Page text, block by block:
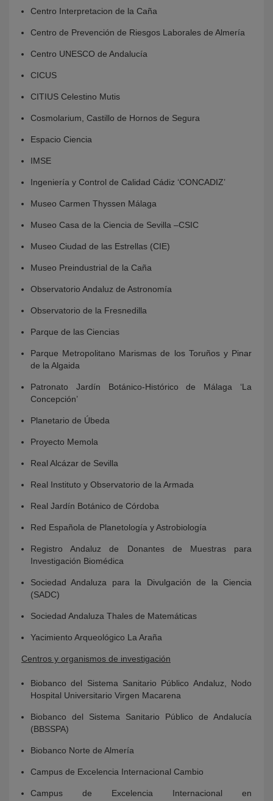
Centro Interpretacion de la Caña
Centro de Prevención de Riesgos Laborales de Almería
Centro UNESCO de Andalucía
CICUS
CITIUS Celestino Mutis
Cosmolarium, Castillo de Hornos de Segura
Espacio Ciencia
IMSE
Ingeniería y Control de Calidad Cádiz ‘CONCADIZ’
Museo Carmen Thyssen Málaga
Museo Casa de la Ciencia de Sevilla –CSIC
Museo Ciudad de las Estrellas (CIE)
Museo Preindustrial de la Caña
Observatorio Andaluz de Astronomía
Observatorio de la Fresnedilla
Parque de las Ciencias
Parque Metropolitano Marismas de los Toruños y Pinar
de la Algaida
Patronato Jardín Botánico-Histórico de Málaga ‘La
Concepción’
Planetario de Úbeda
Proyecto Memola
Real Alcázar de Sevilla
Real Instituto y Observatorio de la Armada
Real Jardín Botánico de Córdoba
Red Española de Planetología y Astrobiología
Registro Andaluz de Donantes de Muestras para
Investigación Biomédica
Sociedad Andaluza para la Divulgación de la Ciencia
(SADC)
Sociedad Andaluza Thales de Matemáticas
Yacimiento Arqueológico La Araña
Centros y organismos de investigación
Biobanco del Sistema Sanitario Público Andaluz, Nodo
Hospital Universitario Virgen Macarena
Biobanco del Sistema Sanitario Público de Andalucía
(BBSSPA)
Biobanco Norte de Almería
Campus de Excelencia Internacional Cambio
Campus de Excelencia Internacional en